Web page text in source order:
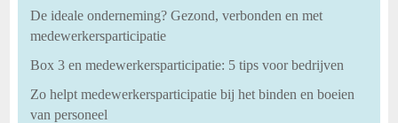
De ideale onderneming? Gezond, verbonden en met
medewerkersparticipatie
Box 3 en medewerkersparticipatie: 5 tips voor bedrijven
Zo helpt medewerkersparticipatie bij het binden en boeien
van personeel